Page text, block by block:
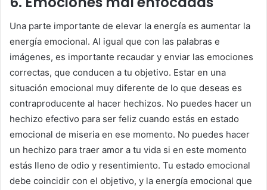
Una parte importante de elevar la energía es aumentar la
energía emocional. Al igual que con las palabras e
imágenes, es importante recaudar y enviar las emociones
correctas, que conducen a tu objetivo. Estar en una
situación emocional muy diferente de lo que deseas es
contraproducente al hacer hechizos. No puedes hacer un
hechizo efectivo para ser feliz cuando estás en estado
emocional de miseria en ese momento. No puedes hacer
un hechizo para traer amor a tu vida si en este momento
estás lleno de odio y resentimiento. Tu estado emocional
debe coincidir con el objetivo, y la energía emocional que